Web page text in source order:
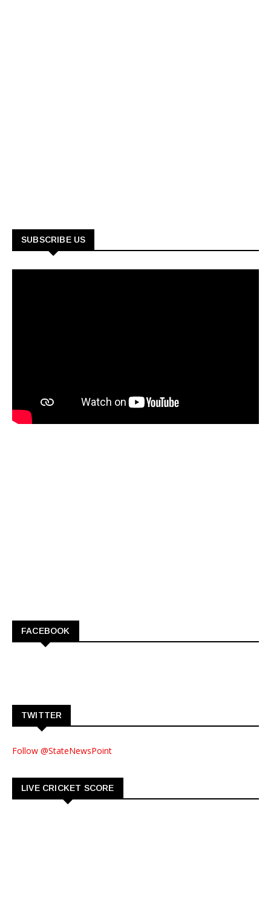
SUBSCRIBE US
FACEBOOK
TWITTER
Follow @StateNewsPoint
LIVE CRICKET SCORE